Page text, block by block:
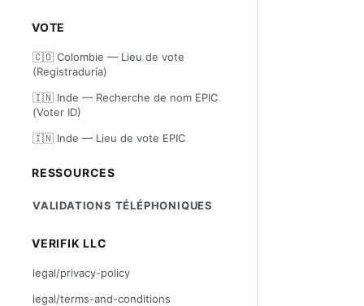
VOTE
🇨🇴 Colombie — Lieu de vote
(Registraduría)
🇮🇳 Inde — Recherche de nom EPIC
(Voter ID)
🇮🇳 Inde — Lieu de vote EPIC
RESSOURCES
VALIDATIONS TÉLÉPHONIQUES
VERIFIK LLC
legal/privacy-policy
legal/terms-and-conditions